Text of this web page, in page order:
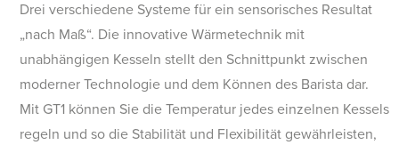
Drei verschiedene Systeme für ein sensorisches Resultat
„nach Maß“. Die innovative Wärmetechnik mit
unabhängigen Kesseln stellt den Schnittpunkt zwischen
moderner Technologie und dem Können des Barista dar.
Mit GT1 können Sie die Temperatur jedes einzelnen Kessels
regeln und so die Stabilität und Flexibilität gewährleisten,